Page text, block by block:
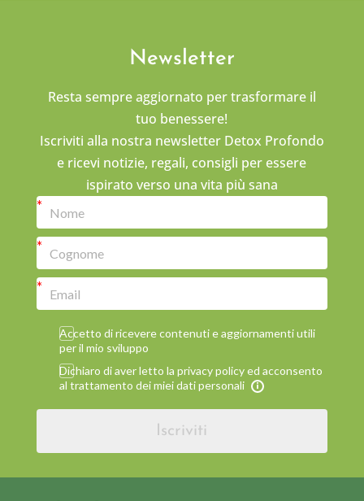
Newsletter
Resta sempre aggiornato per trasformare il
tuo benessere!
Iscriviti alla nostra newsletter Detox Profondo
e ricevi notizie, regali, consigli per essere
ispirato verso una vita più sana
Accetto di ricevere contenuti e aggiornamenti utili
per il mio sviluppo
Dichiaro di aver letto la privacy policy ed acconsento
al trattamento dei miei dati personali
Iscriviti